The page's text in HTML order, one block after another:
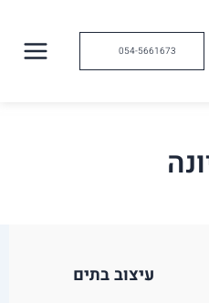
054-5661673
עיצוב בתים​